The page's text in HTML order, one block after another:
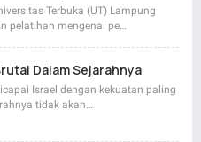
Terbuka (UT) Lampung
pelatihan mengenai pe…
Dalam Sejarahnya
Israel dengan kekuatan paling
tidak akan…